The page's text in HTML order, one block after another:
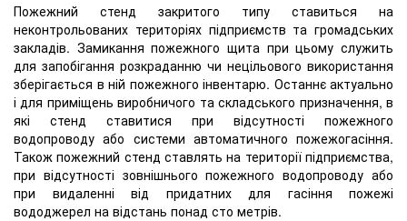
Пожежний стенд закритого типу ставиться на
неконтрольованих територіях підприємств та громадських
закладів. Замикання пожежного щита при цьому служить
для запобігання розкраданню чи нецільового використання
зберігається в ній пожежного інвентарю. Останнє актуально
і для приміщень виробничого та складського призначення, в
які стенд ставитися при відсутності пожежного
водопроводу або системи автоматичного пожежогасіння.
Також пожежний стенд ставлять на території підприємства,
при відсутності зовнішнього пожежного водопроводу або
при видаленні від придатних для гасіння пожежі
вододжерел на відстань понад сто метрів.